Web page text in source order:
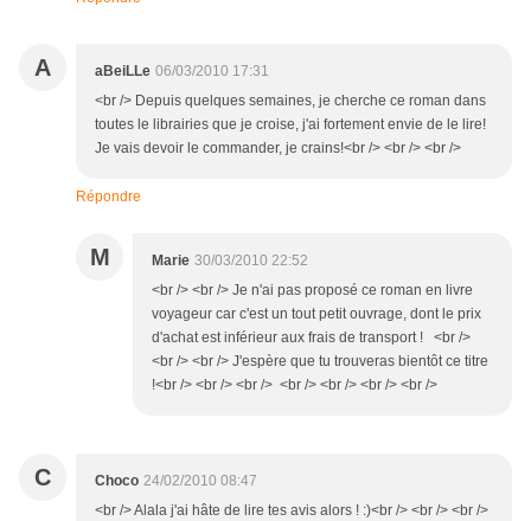
A aBeiLLe 06/03/2010 17:31
<br /> Depuis quelques semaines, je cherche ce roman dans
toutes le librairies que je croise, j'ai fortement envie de le lire!
Je vais devoir le commander, je crains!<br /> <br /> <br />
Répondre
M Marie 30/03/2010 22:52
<br /> <br /> Je n'ai pas proposé ce roman en livre
voyageur car c'est un tout petit ouvrage, dont le prix
d'achat est inférieur aux frais de transport ! <br />
<br /> <br /> J'espère que tu trouveras bientôt ce titre
!<br /> <br /> <br /> <br /> <br /> <br /> <br />
C Choco 24/02/2010 08:47
<br /> Alala j'ai hâte de lire tes avis alors ! :)<br /> <br /> <br />